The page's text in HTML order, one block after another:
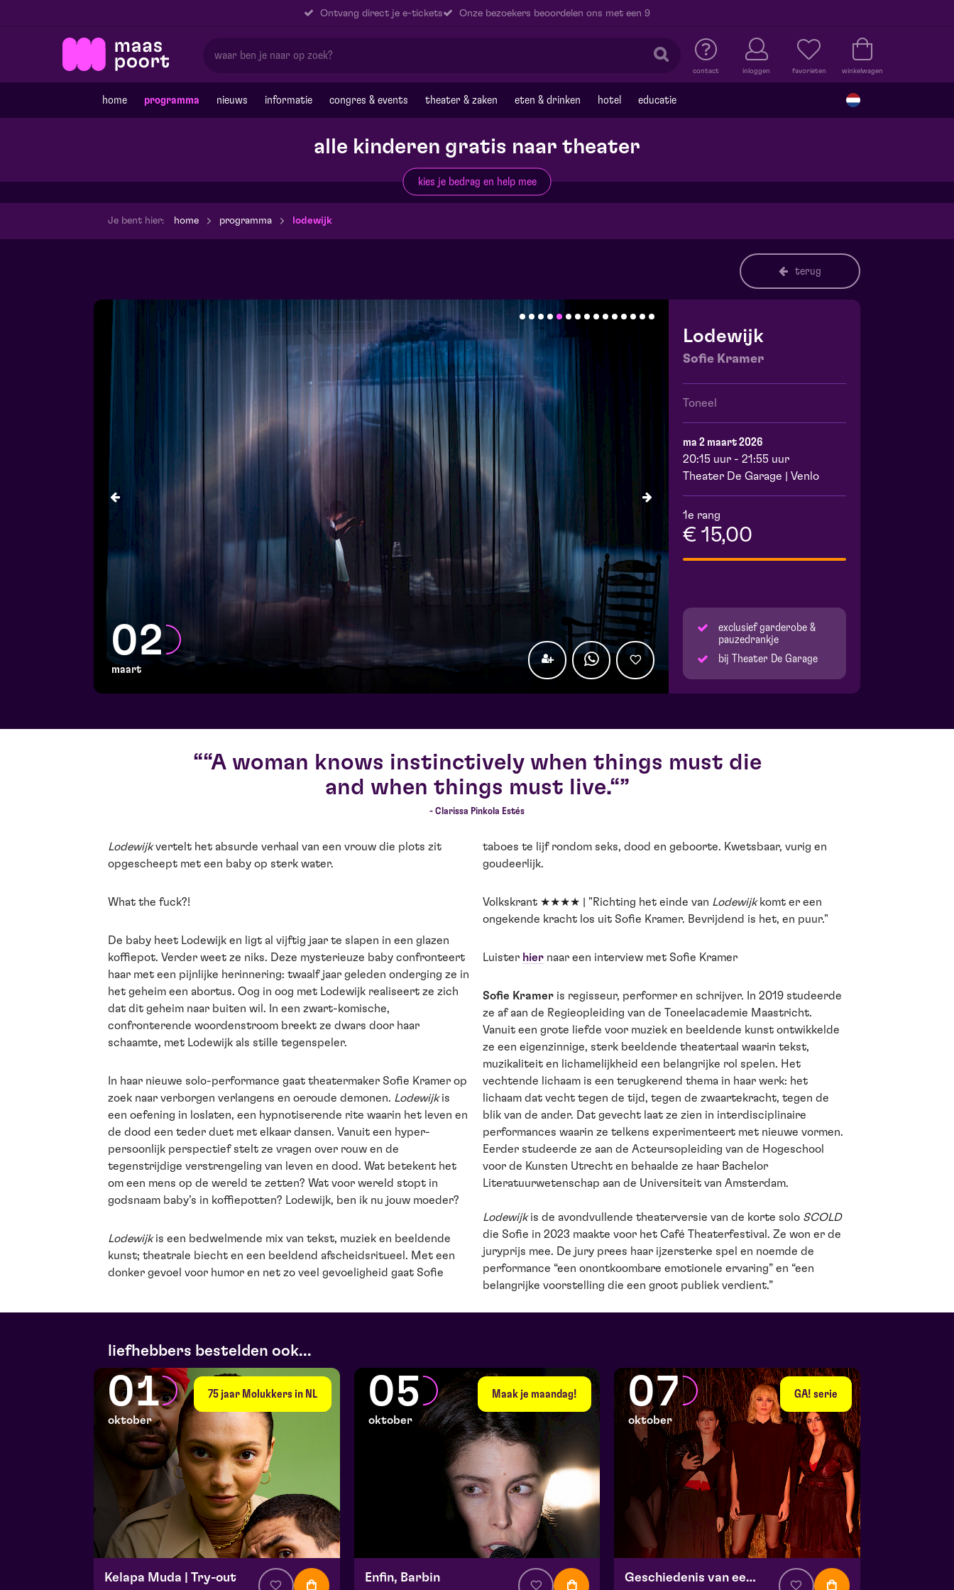
Ontvang direct je e-tickets Onze bezoekers beoordelen ons met een 9
contact inloggen favorieten winkelwagen
home programma nieuws informatie congres & events theater & zaken eten & drinken hotel educatie
alle kinderen gratis naar theater
kies je bedrag en help mee
Je bent hier: home programma lodewijk
terug
02
maart
Lodewijk
Sofie Kramer
Toneel
ma 2 maart 2026
20:15 uur - 21:55 uur
Theater De Garage | Venlo
1e rang
€ 15,00
exclusief garderobe &
pauzedrankje
bij Theater De Garage
“A woman knows instinctively when things must die
and when things must live.“
- Clarissa Pinkola Estés
Lodewijkvertelt het absurde verhaal van een vrouw die plots zit
opgescheept met een baby op sterk water.
What the fuck?!
De baby heet Lodewijk en ligt al vijftig jaar te slapen in een glazen
koffiepot. Verder weet ze niks. Deze mysterieuze baby confronteert
haar met een pijnlijke herinnering: twaalf jaar geleden onderging ze in
het geheim een abortus. Oog in oog met Lodewijk realiseert ze zich
dat dit geheim naar buiten wil. In een zwart-komische,
confronterende woordenstroom breekt ze dwars door haar
schaamte, met Lodewijk als stille tegenspeler.
In haar nieuwe solo-performance gaat theatermaker Sofie Kramer op
zoek naar verborgen verlangens en oeroude demonen. Lodewijkis
een oefening in loslaten, een hypnotiserende rite waarin het leven en
de dood een teder duet met elkaar dansen. Vanuit een hyper-
persoonlijk perspectief stelt ze vragen over rouw en de
tegenstrijdige verstrengeling van leven en dood. Wat betekent het
om een mens op de wereld te zetten? Wat voor wereld stopt in
godsnaam baby’s in koffiepotten? Lodewijk, ben ik nu jouw moeder?
Lodewijkis een bedwelmende mix van tekst, muziek en beeldende
kunst; theatrale biecht en een beeldend afscheidsritueel. Met een
donker gevoel voor humor en net zo veel gevoeligheid gaat Sofie
taboes te lijf rondom seks, dood en geboorte. Kwetsbaar, vurig en
goudeerlijk.
Volkskrant ★★★★ | "Richting het einde van Lodewijk komt er een
ongekende kracht los uit Sofie Kramer. Bevrijdend is het, en puur."
Luister hier naar een interview met Sofie Kramer
Sofie Kramer is regisseur, performer en schrijver. In 2019 studeerde
ze af aan de Regieopleiding van de Toneelacademie Maastricht.
Vanuit een grote liefde voor muziek en beeldende kunst ontwikkelde
ze een eigenzinnige, sterk beeldende theatertaal waarin tekst,
muzikaliteit en lichamelijkheid een belangrijke rol spelen. Het
vechtende lichaam is een terugkerend thema in haar werk: het
lichaam dat vecht tegen de tijd, tegen de zwaartekracht, tegen de
blik van de ander. Dat gevecht laat ze zien in interdisciplinaire
performances waarin ze telkens experimenteert met nieuwe vormen.
Eerder studeerde ze aan de Acteursopleiding van de Hogeschool
voor de Kunsten Utrecht en behaalde ze haar Bachelor
Literatuurwetenschap aan de Universiteit van Amsterdam.
Lodewijkis de avondvullende theaterversie van de korte solo SCOLD
die Sofie in 2023 maakte voor het Café Theaterfestival. Ze won er de
juryprijs mee. De jury prees haar ijzersterke spel en noemde de
performance “een onontkoombare emotionele ervaring” en “een
belangrijke voorstelling die een groot publiek verdient.”
liefhebbers bestelden ook...
75 jaar Molukkers in NL
01
oktober
Kelapa Muda | Try-out
Maak je maandag!
05
oktober
Enfin, Barbin
GA! serie
07
oktober
Geschiedenis van een ongeluk